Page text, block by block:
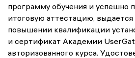
программу обучения и
итоговую аттестацию,
повышении квалификации
и сертификат Академии
авторизованного курса.